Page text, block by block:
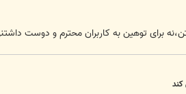
برای توهین به کاربران محترم و دوست